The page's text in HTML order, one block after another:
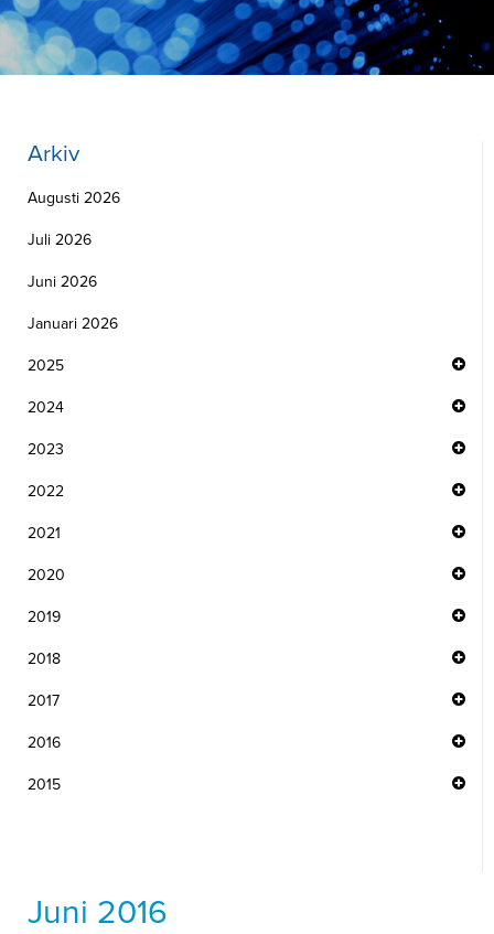
Arkiv
Augusti 2026
Juli 2026
Juni 2026
Januari 2026
2025
2024
2023
2022
2021
2020
2019
2018
2017
2016
2015
Juni 2016